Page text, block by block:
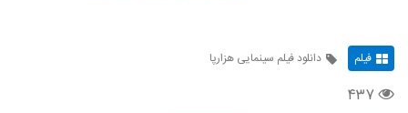
فیلم دانلود فیلم سینمایی هزارپا
۴۳۷